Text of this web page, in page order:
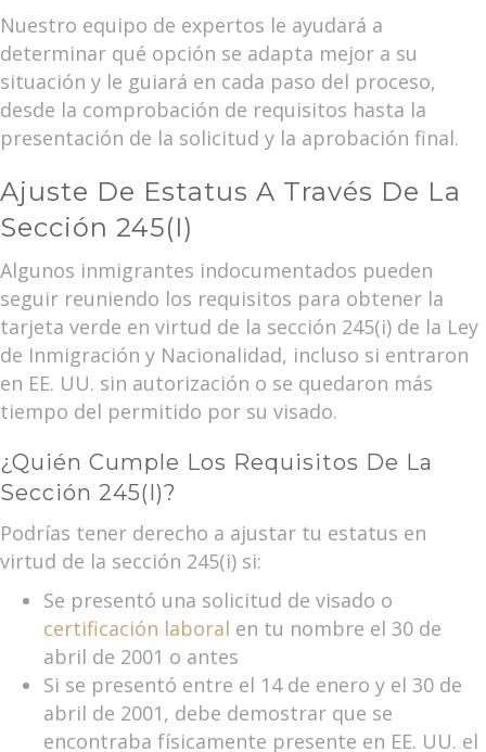
Nuestro equipo de expertos le ayudará a
determinar qué opción se adapta mejor a su
situación y le guiará en cada paso del proceso,
desde la comprobación de requisitos hasta la
presentación de la solicitud y la aprobación final.
Ajuste De Estatus A Través De La
Sección 245(i)
Algunos inmigrantes indocumentados pueden
seguir reuniendo los requisitos para obtener la
tarjeta verde en virtud de la sección 245(i) de la Ley
de Inmigración y Nacionalidad, incluso si entraron
en EE. UU. sin autorización o se quedaron más
tiempo del permitido por su visado.
¿Quién Cumple Los Requisitos De La
Sección 245(i)?
Podrías tener derecho a ajustar tu estatus en
virtud de la sección 245(i) si:
Se presentó una solicitud de visado o
certificación laboral en tu nombre el 30 de
abril de 2001 o antes
Si se presentó entre el 14 de enero y el 30 de
abril de 2001, debe demostrar que se
encontraba físicamente presente en EE. UU. el